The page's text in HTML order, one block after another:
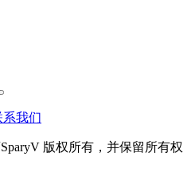
系我们
版权所有，并保留所有权